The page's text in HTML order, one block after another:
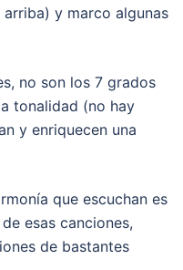
arriba) y marco algunas
no son los 7 grados
tonalidad (no hay
y enriquecen una
que escuchan es
esas canciones,
de bastantes